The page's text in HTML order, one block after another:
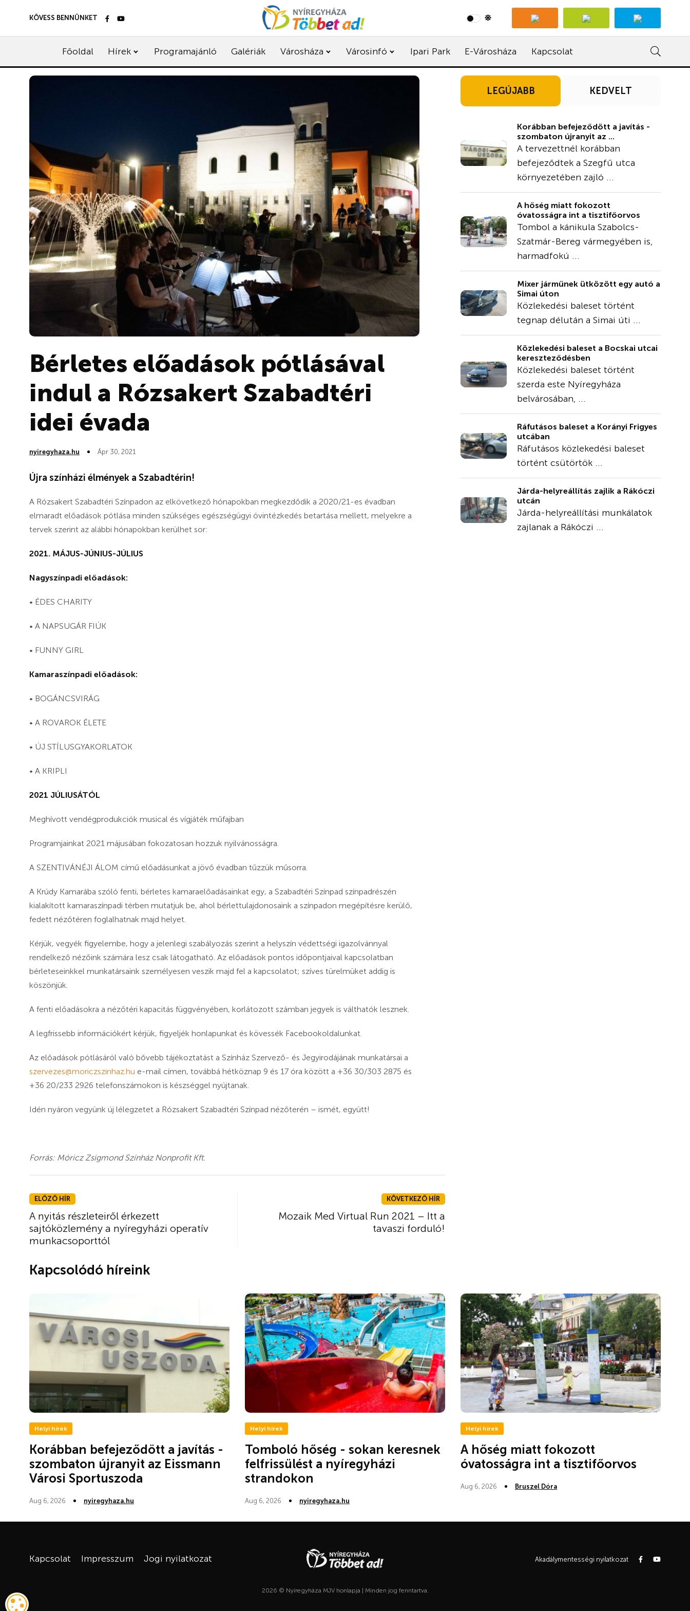
KÖVESS BENNÜNKET
Főoldal Hírek Programajánló Galériák Városháza Városinfó Ipari Park E-Városháza Kapcsolat
Bérletes előadások pótlásával
indul a Rózsakert Szabadtéri
idei évada
nyiregyhaza.hu Ápr 30, 2021
Újra színházi élmények a Szabadtérin!
A Rózsakert Szabadtéri Színpadon az elkövetkező hónapokban megkezdődik a 2020/21-es évadban
elmaradt előadások pótlása minden szükséges egészségügyi óvintézkedés betartása mellett, melyekre a
tervek szerint az alábbi hónapokban kerülhet sor:
2021. MÁJUS-JÚNIUS-JÚLIUS
Nagyszínpadi előadások:
• ÉDES CHARITY
• A NAPSUGÁR FIÚK
• FUNNY GIRL
Kamaraszínpadi előadások:
• BOGÁNCSVIRÁG
• A ROVAROK ÉLETE
• ÚJ STÍLUSGYAKORLATOK
• A KRIPLI
2021 JÚLIUSÁTÓL
Meghívott vendégprodukciók musical és vígjáték műfajban
Programjainkat 2021 májusában fokozatosan hozzuk nyilvánosságra.
A SZENTIVÁNÉJI ÁLOM című előadásunkat a jövő évadban tűzzük műsorra.
A Krúdy Kamarába szóló fenti, bérletes kamaraelőadásainkat egy, a Szabadtéri Színpad színpadrészén
kialakított kamaraszínpadi térben mutatjuk be, ahol bérlettulajdonosaink a színpadon megépítésre kerülő,
fedett nézőtéren foglalhatnak majd helyet.
Kérjük, vegyék figyelembe, hogy a jelenlegi szabályozás szerint a helyszín védettségi igazolvánnyal
rendelkező nézőink számára lesz csak látogatható. Az előadások pontos időpontjaival kapcsolatban
bérleteseinkkel munkatársaink személyesen veszik majd fel a kapcsolatot; szíves türelmüket addig is
köszönjük.
A fenti előadásokra a nézőtéri kapacitás függvényében, korlátozott számban jegyek is válthatók lesznek.
A legfrissebb információkért kérjük, figyeljék honlapunkat és kövessék Facebookoldalunkat.
Az előadások pótlásáról való bővebb tájékoztatást a Színház Szervező- és Jegyirodájának munkatársai a
szervezes@moriczszinhaz.hu e-mail címen, továbbá hétköznap 9 és 17 óra között a +36 30/303 2875 és
+36 20/233 2926 telefonszámokon is készséggel nyújtanak.
Idén nyáron vegyünk új lélegzetet a Rózsakert Szabadtéri Színpad nézőterén – ismét, együtt!
Forrás: Móricz Zsigmond Színház Nonprofit Kft.
ELŐZŐ HÍR
A nyitás részleteiről érkezett
sajtóközlemény a nyíregyházi operatív
munkacsoporttól
KÖVETKEZŐ HÍR
Mozaik Med Virtual Run 2021 – Itt a
tavaszi forduló!
LEGÚJABB KEDVELT
Korábban befejeződött a javítás -
szombaton újranyit az ...
A tervezettnél korábban
befejeződtek a Szegfű utca
környezetében zajló ...
A hőség miatt fokozott
óvatosságra int a tisztifőorvos
Tombol a kánikula Szabolcs-
Szatmár-Bereg vármegyében is,
harmadfokú ...
Mixer járműnek ütközött egy autó a
Simai úton
Közlekedési baleset történt
tegnap délután a Simai úti ...
Közlekedési baleset a Bocskai utcai
kereszteződésben
Közlekedési baleset történt
szerda este Nyíregyháza
belvárosában, ...
Ráfutásos baleset a Korányi Frigyes
utcában
Ráfutásos közlekedési baleset
történt csütörtök ...
Járda-helyreállítás zajlik a Rákóczi
utcán
Járda-helyreállítási munkálatok
zajlanak a Rákóczi ...
Kapcsolódó híreink
Helyi hírek
Korábban befejeződött a javítás -
szombaton újranyit az Eissmann
Városi Sportuszoda
Aug 6, 2026 nyiregyhaza.hu
Helyi hírek
Tomboló hőség - sokan keresnek
felfrissülést a nyíregyházi
strandokon
Aug 6, 2026 nyiregyhaza.hu
Helyi hírek
A hőség miatt fokozott
óvatosságra int a tisztifőorvos
Aug 6, 2026 Bruszel Dóra
Kapcsolat Impresszum Jogi nyilatkozat Akadálymentességi nyilatkozat
2026 © Nyíregyháza MJV honlapja | Minden jog fenntartva.